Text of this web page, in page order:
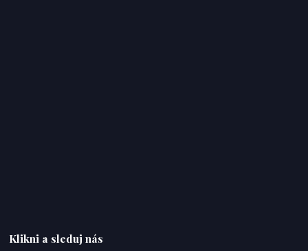
Klikni a sleduj nás